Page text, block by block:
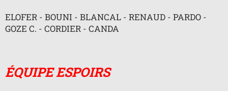
ELOFER - BOUNI - BLANCAL - RENAUD - PARDO -
GOZE C. - CORDIER - CANDA
ÉQUIPE ESPOIRS